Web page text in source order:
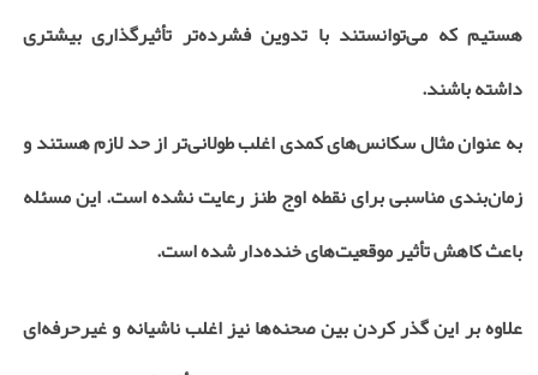
هستیم که می‌توانستند با تدوین فشرده‌تر تأثیرگذاری بیشتری
داشته باشند.
به عنوان مثال سکانس‌های کمدی اغلب طولانی‌تر از حد لازم هستند و
زمان‌بندی مناسبی برای نقطه اوج طنز رعایت نشده است. این مسئله
باعث کاهش تأثیر موقعیت‌های خنده‌دار شده است.
علاوه بر این گذر کردن بین صحنه‌ها نیز اغلب ناشیانه و غیرحرفه‌ای